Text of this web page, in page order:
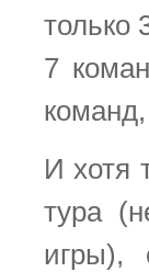
только
7
И хотя
тура
игры),